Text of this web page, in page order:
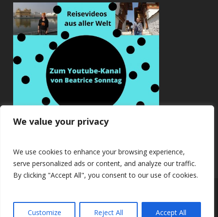
We value your privacy
We use cookies to enhance your browsing experience,
serve personalized ads or content, and analyze our traffic.
By clicking "Accept All", you consent to our use of cookies.
Customize Reject All Accept All